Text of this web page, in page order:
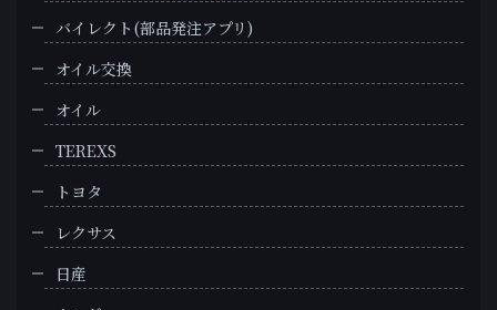
バイレクト(部品発注アプリ)
オイル交換
オイル
TEREXS
トヨタ
レクサス
日産